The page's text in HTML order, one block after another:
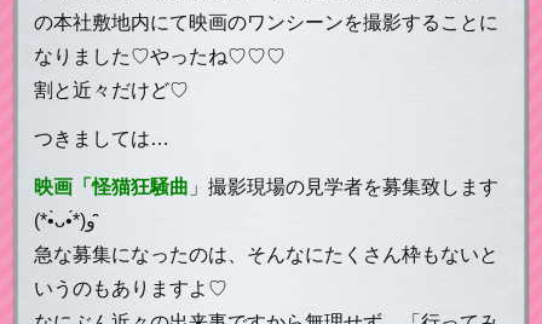
の本社敷地内にて映画のワンシーンを撮影することに
なりました♡やったね♡♡♡
割と近々だけど♡
つきましては…
映画「怪猫狂騒曲 」撮影現場の見学者を募集致します
(*•̀ᴗ•́*)و ̑̑
急な募集になったのは、そんなにたくさん枠もないと
いうのもありますよ♡